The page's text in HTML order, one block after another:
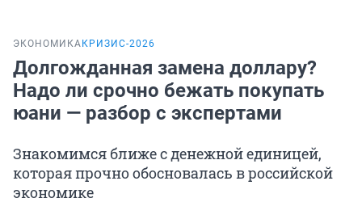
ЭКОНОМИКА КРИЗИС-2026
Долгожданная замена доллару?
Надо ли срочно бежать покупать
юани — разбор с экспертами
Знакомимся ближе с денежной единицей,
которая прочно обосновалась в российской
экономике